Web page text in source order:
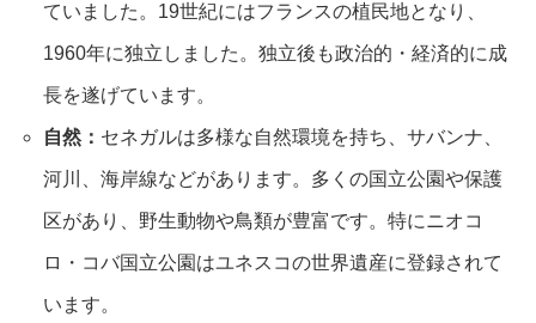
ていました。19世紀にはフランスの植民地となり、
1960年に独立しました。独立後も政治的・経済的に成
長を遂げています。
自然： セネガルは多様な自然環境を持ち、サバンナ、
河川、海岸線などがあります。多くの国立公園や保護
区があり、野生動物や鳥類が豊富です。特にニオコ
ロ・コバ国立公園はユネスコの世界遺産に登録されて
います。